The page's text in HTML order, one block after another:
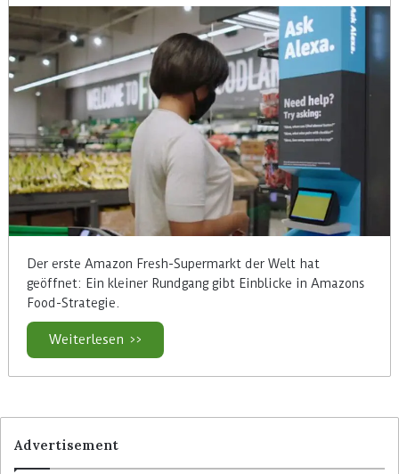
Der erste Amazon Fresh-Supermarkt der Welt hat
geöffnet: Ein kleiner Rundgang gibt Einblicke in Amazons
Food-Strategie.
Weiterlesen >>
Advertisement